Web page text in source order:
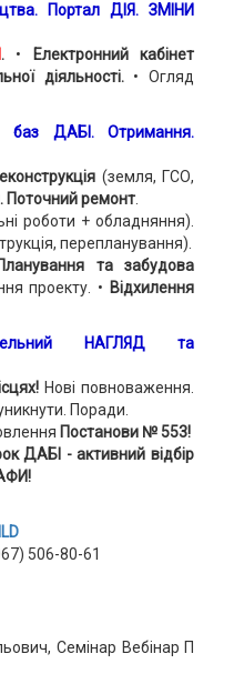
Портал ДІЯ. ЗМІНИ
. •
Електронний кабінет
діяльності. •
Огляд
ДАБІ. Отримання.
(земля, ГСО,
Поточний ремонт.
роботи + обладняння).
перепланування).
та забудова
проекту. • Відхилення
НАГЛЯД та
Нові повноваження.
Поради.
Постанови № 553!
ДАБІ - активний відбір
506-80-61